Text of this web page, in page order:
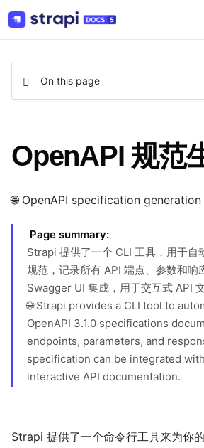
On this page
OpenAPI 规范
🌐 OpenAPI specification generation
Page summary:
Strapi 提供了一个 CLI 工具，用于自
规范，记录所有 API 端点、参数和响
Swagger UI 集成，用于交互式 API 文
🌐 Strapi provides a CLI tool to
OpenAPI 3.1.0 specifications
endpoints, parameters, and
specification can be integrated
interactive API documentation.
Strapi 提供了一个命令行工具来为你